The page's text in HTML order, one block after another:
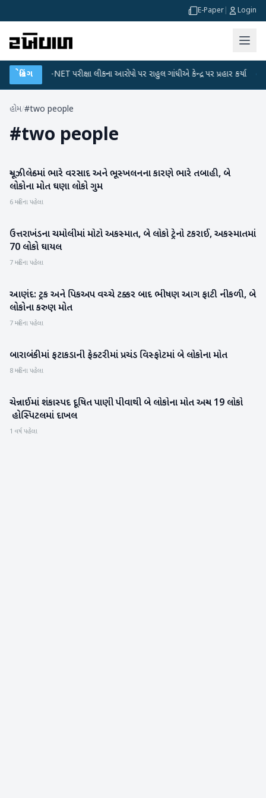
E-Paper Login
બ્રેકિંગ
UGC-NET પરીક્ષા લીકના આરોપો પર રાહુલ ગાંધીએ કેન્દ્ર પર પ્રહાર કર્યા ●
હોમ/#two people
#two people
આંતરરાષ્ટ્રીય
ન્યૂઝીલેન્ડમાં ભારે વરસાદ અને ભૂસ્ખલનના કારણે ભારે તબાહી, બે
લોકોના મોત ઘણા લોકો ગુમ
6 મહિના પહેલા
રાષ્ટ્રીય
ઉત્તરાખંડના ચમોલીમાં મોટો અકસ્માત, બે લોકો ટ્રેનો ટકરાઈ, અકસ્માતમાં
70 લોકો ઘાયલ
7 મહિના પહેલા
રાષ્ટ્રીય
આણંદ: ટ્રક અને પિકઅપ વચ્ચે ટક્કર બાદ ભીષણ આગ ફાટી નીકળી, બે
લોકોના કરુણ મોત
7 મહિના પહેલા
રાષ્ટ્રીય
બારાબંકીમાં ફટાકડાની ફેક્ટરીમાં પ્રચંડ વિસ્ફોટમાં બે લોકોના મોત
8 મહિના પહેલા
રાષ્ટ્રીય
ચેન્નાઈમાં શંકાસ્પદ દૂષિત પાણી પીવાથી બે લોકોના મોત અન્ય 19 લોકો
હોસ્પિટલમાં દાખલ
1 વર્ષ પહેલા